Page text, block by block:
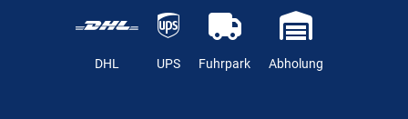
DHL UPS Fuhrpark Abholung